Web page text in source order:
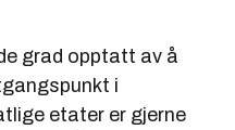
grad opptatt av å
i
etater er gjerne